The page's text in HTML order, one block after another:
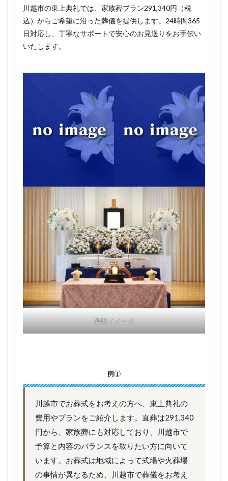
川越市の東上典礼では、家族葬プラン291,340円（税
込）からご希望に沿った葬儀を提供します。24時間365
日対応し、丁寧なサポートで安心のお見送りをお手伝い
いたします。
祭壇イメージ
例①
川越市でお葬式をお考えの方へ、東上典礼の
費用やプランをご紹介します。直葬は291,340
円から、家族葬にも対応しており、川越市で
予算と内容のバランスを取りたい方に向いて
います。お葬式は地域によって式場や火葬場
の事情が異なるため、川越市で葬儀をお考え